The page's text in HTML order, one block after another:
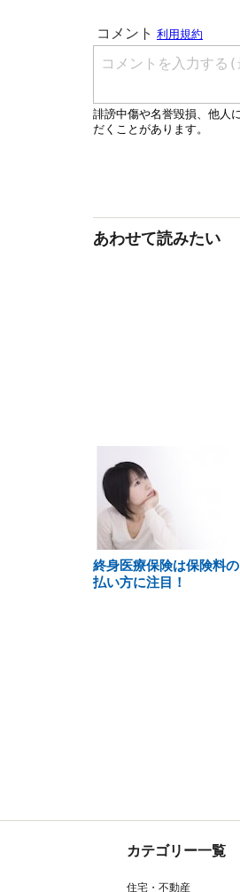
あわせて読みたい
終身医療保険は保険料の
払い方に注目！
カテゴリー一覧
住宅・不動産